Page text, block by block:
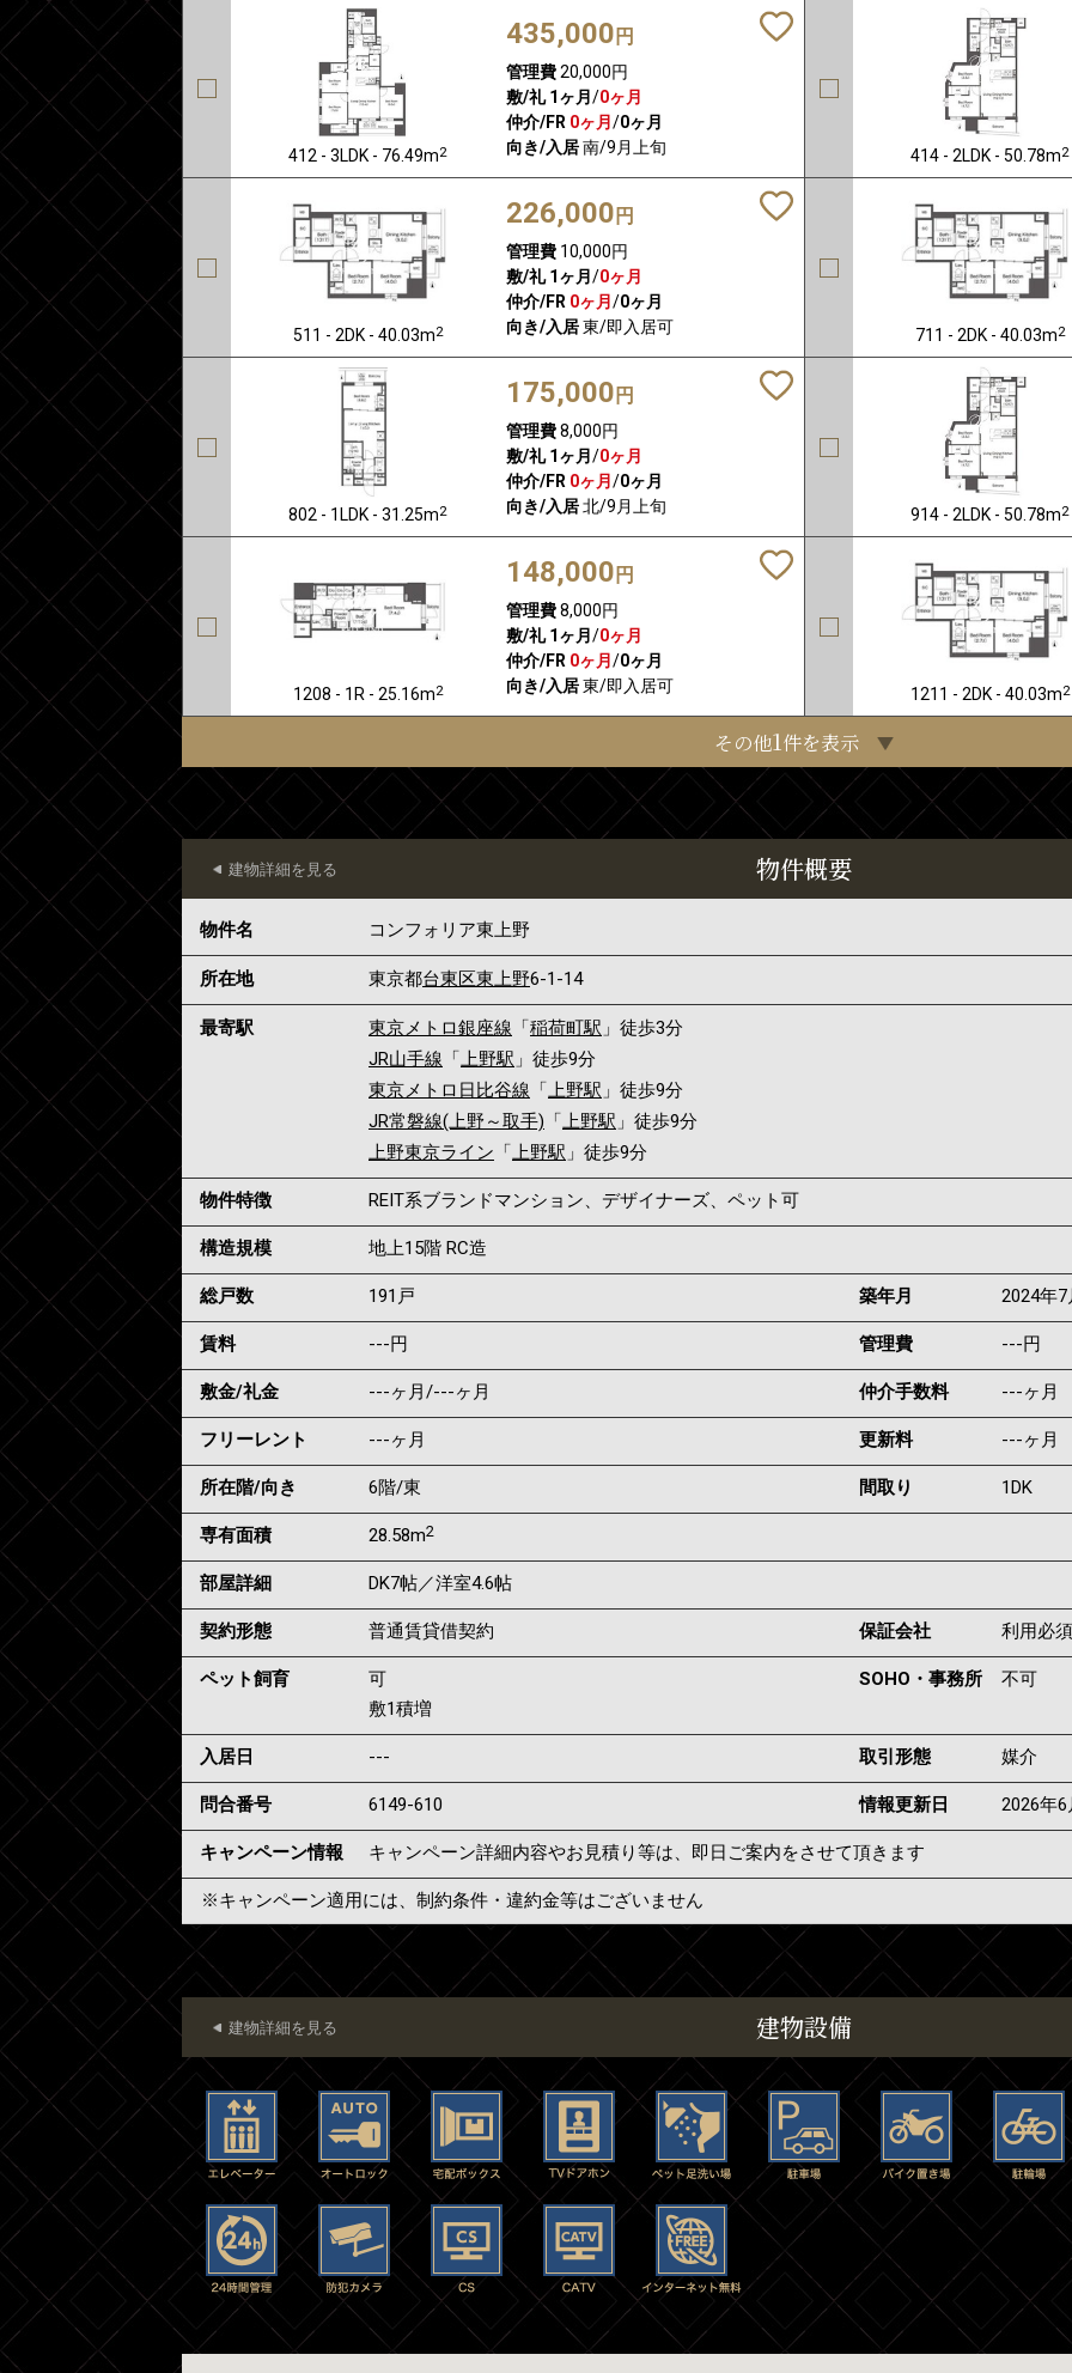
412 - 3LDK - 76.49m2
435,000 円
管理費20,000円
敷/礼 1ヶ月 /0ヶ月
仲介/FR 0ヶ月 /0ヶ月
向き/入居南/9月上旬 414 - 2LDK - 50.78m2
511 - 2DK - 40.03m2
226,000 円
管理費10,000円
敷/礼 1ヶ月 /0ヶ月
仲介/FR 0ヶ月 /0ヶ月
向き/入居東/即入居可 711 - 2DK - 40.03m2
802 - 1LDK - 31.25m2
175,000 円
管理費8,000円
敷/礼 1ヶ月 /0ヶ月
仲介/FR 0ヶ月 /0ヶ月
向き/入居北/9月上旬 914 - 2LDK - 50.78m2
1208 - 1R - 25.16m2
148,000 円
管理費8,000円
敷/礼 1ヶ月 /0ヶ月
仲介/FR 0ヶ月 /0ヶ月
向き/入居東/即入居可 1211 - 2DK - 40.03m2
その他1件を表示
物件概要
建物詳細を見る
物件名 コンフォリア東上野
所在地 東京都台東区東上野6-1-14
最寄駅 東京メトロ銀座線 「稲荷町駅 」徒歩3分
JR山手線 「上野駅 」徒歩9分
東京メトロ日比谷線 「上野駅 」徒歩9分
JR常磐線(上野～取手) 「上野駅 」徒歩9分
上野東京ライン 「上野駅 」徒歩9分
物件特徴 REIT系ブランドマンション、デザイナーズ、ペット可
構造規模 地上15階 RC造
総戸数 191戸 築年月 2024年7
賃料 ---円 管理費 ---円
敷金/礼金 ---ヶ月/---ヶ月 仲介手数料 ---ヶ月
フリーレント ---ヶ月 更新料 ---ヶ月
所在階/向き 6階/東 間取り 1DK
専有面積 28.58m2
部屋詳細 DK7帖／洋室4.6帖
契約形態 普通賃貸借契約 保証会社 利用必須
ペット飼育
可
敷1積増
SOHO・事務所 不可
入居日 --- 取引形態 媒介
問合番号 6149-610 情報更新日 2026年
キャンペーン情報 キャンペーン詳細内容やお見積り等は、即日ご案内をさせて頂きます
※キャンペーン適用には、制約条件・違約金等はございません
建物設備
建物詳細を見る